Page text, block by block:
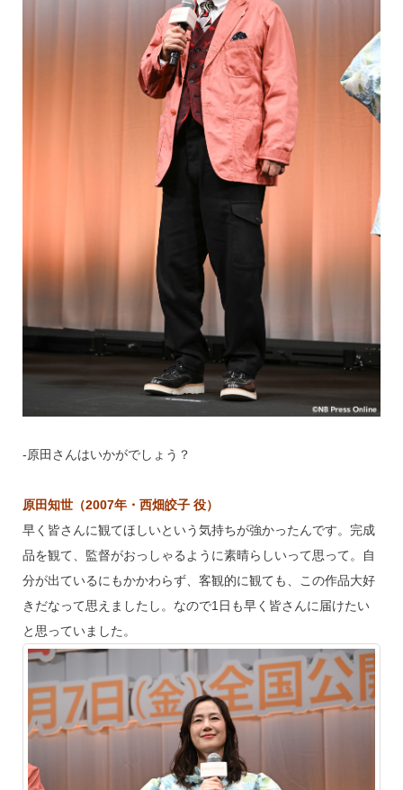
‐原田さんはいかがでしょう？
原田知世（2007年・西畑皎子 役）
早く皆さんに観てほしいという気持ちが強かったんです。完成
品を観て、監督がおっしゃるように素晴らしいって思って。自
分が出ているにもかかわらず、客観的に観ても、この作品大好
きだなって思えましたし。なので1日も早く皆さんに届けたい
と思っていました。